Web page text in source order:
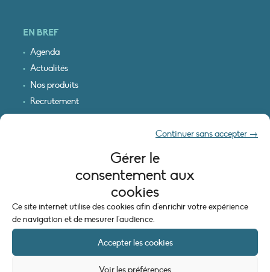
Gérer le
consentement aux
cookies
Ce site internet utilise des cookies afin d'enrichir votre expérience
de navigation et de mesurer l'audience.
Accepter les cookies
Continuer sans accepter →
Voir les préférences
EN BREF
Agenda
Actualités
Nos produits
Recrutement
INFORMATIONS LÉGALES
Mentions légales
Politique de cookies (UE)